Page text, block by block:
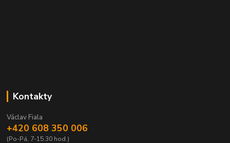
Kontakty
Václav Fiala
+420 608 350 006
(Po-Pá, 7-15.30 hod.)